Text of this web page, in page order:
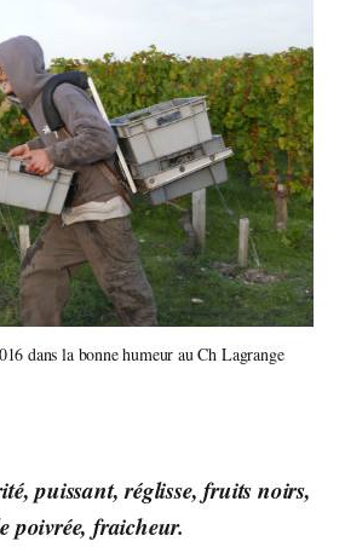
dans la bonne humeur au Ch Lagrange
puissant, réglisse, fruits noirs,
poivrée, fraicheur.